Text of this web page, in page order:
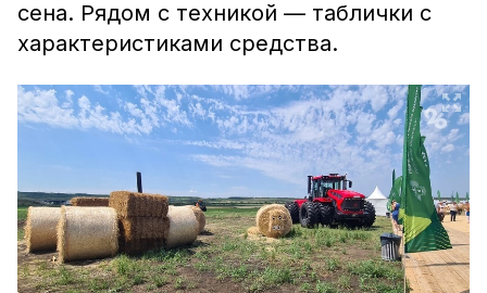
сена. Рядом с техникой — таблички с
характеристиками средства.